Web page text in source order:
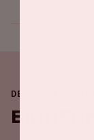
DE JOHAN